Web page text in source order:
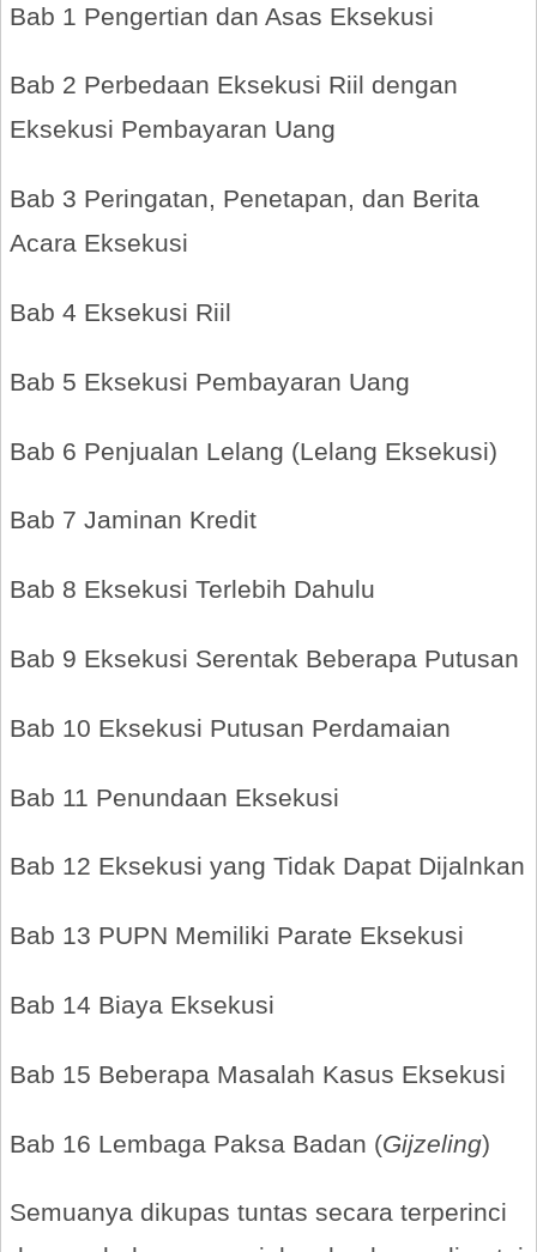
Bab 1 Pengertian dan Asas Eksekusi
Bab 2 Perbedaan Eksekusi Riil dengan
Eksekusi Pembayaran Uang
Bab 3 Peringatan, Penetapan, dan Berita
Acara Eksekusi
Bab 4 Eksekusi Riil
Bab 5 Eksekusi Pembayaran Uang
Bab 6 Penjualan Lelang (Lelang Eksekusi)
Bab 7 Jaminan Kredit
Bab 8 Eksekusi Terlebih Dahulu
Bab 9 Eksekusi Serentak Beberapa Putusan
Bab 10 Eksekusi Putusan Perdamaian
Bab 11 Penundaan Eksekusi
Bab 12 Eksekusi yang Tidak Dapat Dijalnkan
Bab 13 PUPN Memiliki Parate Eksekusi
Bab 14 Biaya Eksekusi
Bab 15 Beberapa Masalah Kasus Eksekusi
Bab 16 Lembaga Paksa Badan (Gijzeling)
Semuanya dikupas tuntas secara terperinci